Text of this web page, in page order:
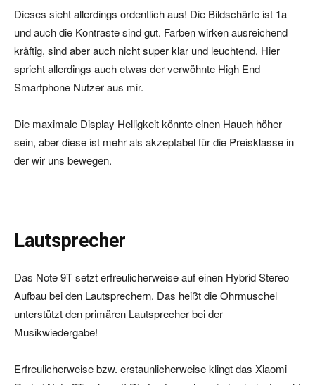
Dieses sieht allerdings ordentlich aus! Die Bildschärfe ist 1a
und auch die Kontraste sind gut. Farben wirken ausreichend
kräftig, sind aber auch nicht super klar und leuchtend. Hier
spricht allerdings auch etwas der verwöhnte High End
Smartphone Nutzer aus mir.
Die maximale Display Helligkeit könnte einen Hauch höher
sein, aber diese ist mehr als akzeptabel für die Preisklasse in
der wir uns bewegen.
Lautsprecher
Das Note 9T setzt erfreulicherweise auf einen Hybrid Stereo
Aufbau bei den Lautsprechern. Das heißt die Ohrmuschel
unterstützt den primären Lautsprecher bei der
Musikwiedergabe!
Erfreulicherweise bzw. erstaunlicherweise klingt das Xiaomi